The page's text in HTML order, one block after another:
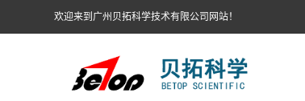
欢迎来到广州贝拓科学技术有限公司网站！